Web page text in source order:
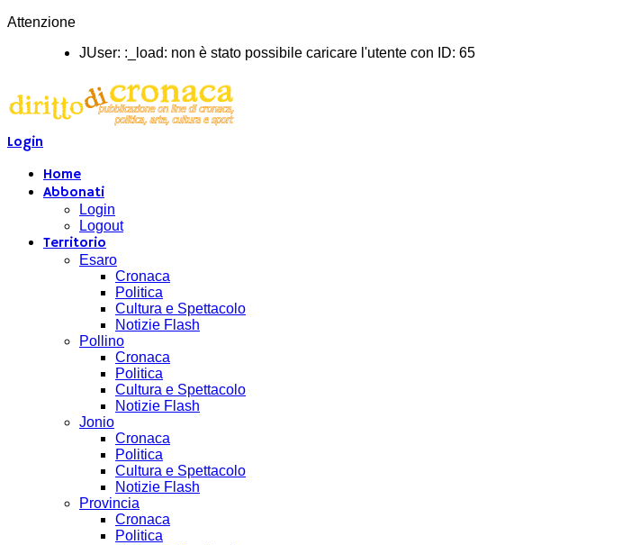
Attenzione
JUser: :_load: non è stato possibile caricare l'utente con ID: 65
Login
Home
Abbonati
Login
Logout
Territorio
Esaro
Cronaca
Politica
Cultura e Spettacolo
Notizie Flash
Pollino
Cronaca
Politica
Cultura e Spettacolo
Notizie Flash
Jonio
Cronaca
Politica
Cultura e Spettacolo
Notizie Flash
Provincia
Cronaca
Politica